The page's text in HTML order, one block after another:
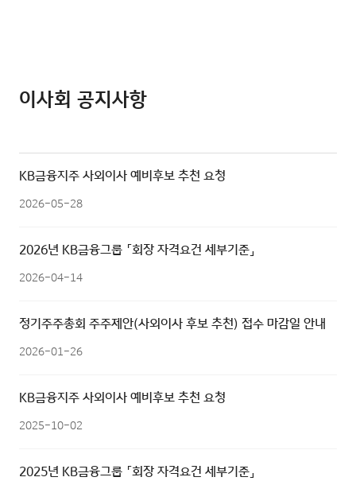
이사회 공지사항
KB금융지주 사외이사 예비후보 추천 요청
2026-05-28
2026년 KB금융그룹 「회장 자격요건 세부기준」
2026-04-14
정기주주총회 주주제안(사외이사 후보 추천) 접수 마감일 안내
2026-01-26
KB금융지주 사외이사 예비후보 추천 요청
2025-10-02
2025년 KB금융그룹 「회장 자격요건 세부기준」